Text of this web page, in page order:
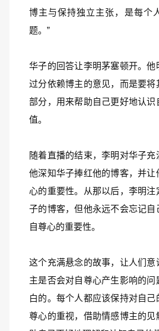
博主与保持独立主张，是每个
题。”
华子的回答让李明茅塞顿开。他
过分依赖博主的意见，而是要将
部分，用来帮助自己更好地认识
值。
随着直播的结束，李明对华子充
他深知华子捧红他的博客，并让
心的重要性。从那以后，李明注
子的博客，但他永远不会忘记自
自尊心的重要性。
这个充满悬念的故事，让人们意
主是否会对自尊心产生影响的问
白的。每个人都应该保持对自己
尊心的重视，借助情感博主的见